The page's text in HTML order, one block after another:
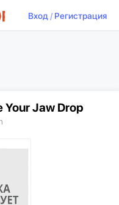
Вход/ Регистрация
Your Jaw Drop